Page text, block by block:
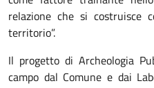
relazione che si costruisce
territorio”.
Il progetto di Archeologia
campo dal Comune e dai